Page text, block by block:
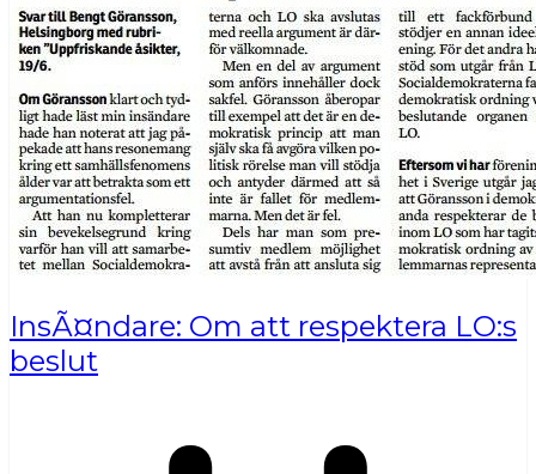
InsÃ¤ndare: Om att respektera LO:s
beslut